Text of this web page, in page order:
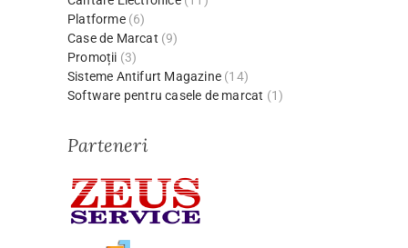
Platforme (6)
Case de Marcat (9)
Promoții (3)
Sisteme Antifurt Magazine (14)
Software pentru casele de marcat (1)
Parteneri